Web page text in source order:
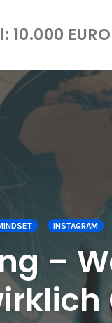
EURO
INSTAGRAM
–